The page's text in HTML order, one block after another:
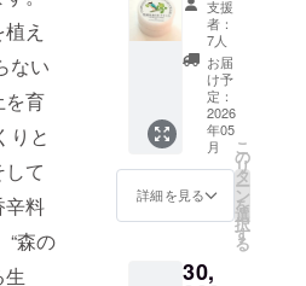
え
ない
を育
りと
て
辛料
“森の
生
ます】
雪浦の
アオモ
ジを
使った
アオモ
ジク
リーム
を１つ
ご提供
しま
す。
支援
者：
7人
お届
け予
定：
2026
年05
月
詳細を見る
こ
の
リ
タ
ー
ン
を
選
択
す
る
30,